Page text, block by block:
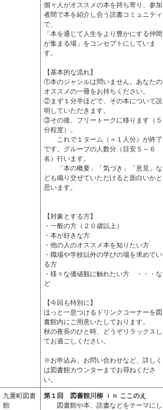
個々人がオススメの本を持ち寄り、参加
者間で本を紹介し合う読書コミュニティ
で、
「本を通じて人生をより豊かにする仲間
が集まる場」をコンセプトにしていま
す。
【基本的な流れ】
①本のジャンルは問いません。あなたの
オススメの一冊をお持ちください。
②まず１分半ほどで、その本について説
明していただきます。
③その後、フリートークに移ります（５
分程度）。
これで１ターム（＝１人分）が終了
です。グループの人数分（目安５～６
名）行います。
「本の概要」「気づき」「意見」な
ども織り交ぜていただけると面白いかと
思います。
【対象とする方】
・一般の方（２０歳以上）
・本が好きな方
・他の人のオススメ本を知りたい方
・職場や学校以外の学びの場を求めてい
る方
・様々な価値観に触れたい方 ・・・な
ど
【今回も特別に】
ほっと一息つけるドリンクコーナーを図
書館内にご用意いたしております。
秋の夜長のひと時、どうぞリラックスし
てお過ごしください。
※お申込み、お問い合わせなど、詳しく
は図書館カウンターまでお尋ねくださ
い。
九重町図書
館
第１回 図書館川柳 ｉｎ ここのえ
図書館や本、読書などをテーマにし